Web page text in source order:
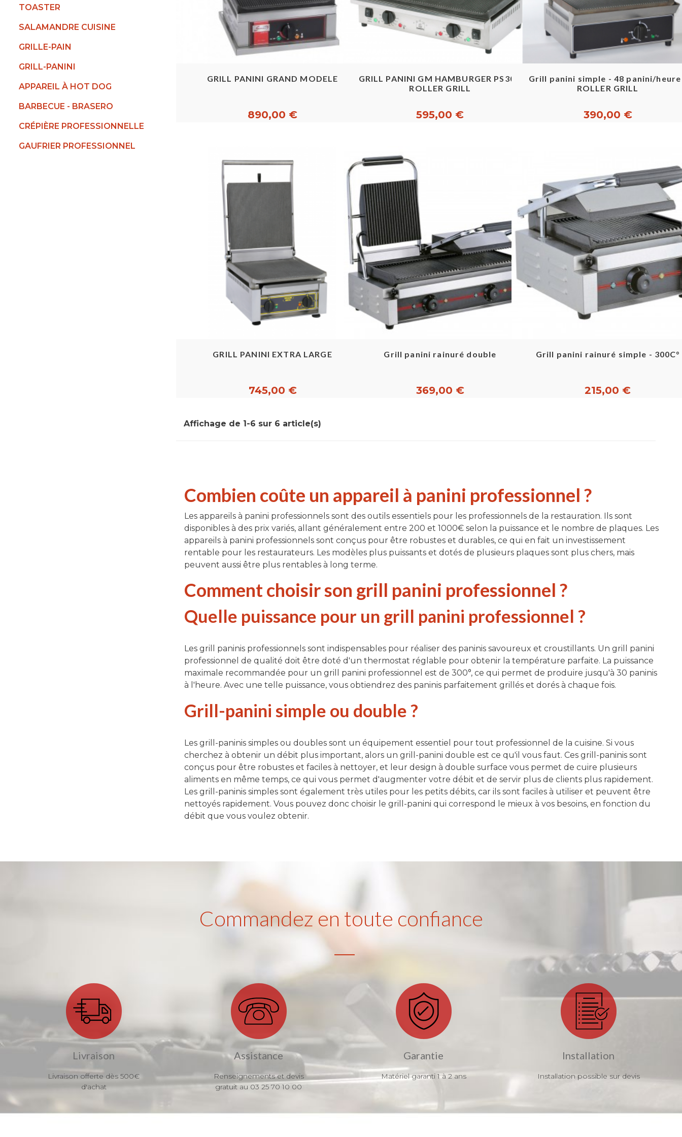
TOASTER
SALAMANDRE CUISINE
GRILLE-PAIN
GRILL-PANINI
APPAREIL À HOT DOG
BARBECUE - BRASERO
CRÉPIÈRE PROFESSIONNELLE
GAUFRIER PROFESSIONNEL
GRILL PANINI GRAND MODELE
890,00 €
GRILL PANINI GM HAMBURGER PS30D
ROLLER GRILL
595,00 €
Grill panini simple - 48 panini/
ROLLER GRILL
390,00 €
GRILL PANINI EXTRA LARGE
745,00 €
Grill panini rainuré double
369,00 €
Grill panini rainuré simple - 300C°
215,00 €
Affichage de 1-6 sur 6 article(s)
Combien coûte un appareil à panini professionnel ?
Les appareils à panini professionnels sont des outils essentiels pour les professionnels de la restauration. Ils sont
disponibles à des prix variés, allant généralement entre 200 et 1000€ selon la puissance et le nombre de plaques. Les
appareils à panini professionnels sont conçus pour être robustes et durables, ce qui en fait un investissement
rentable pour les restaurateurs. Les modèles plus puissants et dotés de plusieurs plaques sont plus chers, mais
peuvent aussi être plus rentables à long terme.
Comment choisir son grill panini professionnel ?
Quelle puissance pour un grill panini professionnel ?
Les grill paninis professionnels sont indispensables pour réaliser des paninis savoureux et croustillants. Un grill panini
professionnel de qualité doit être doté d'un thermostat réglable pour obtenir la température parfaite. La puissance
maximale recommandée pour un grill panini professionnel est de 300°, ce qui permet de produire jusqu'à 30 paninis
à l'heure. Avec une telle puissance, vous obtiendrez des paninis parfaitement grillés et dorés à chaque fois.
Grill-panini simple ou double ?
Les grill-paninis simples ou doubles sont un équipement essentiel pour tout professionnel de la cuisine. Si vous
cherchez à obtenir un débit plus important, alors un grill-panini double est ce qu'il vous faut. Ces grill-paninis sont
conçus pour être robustes et faciles à nettoyer, et leur design à double surface vous permet de cuire plusieurs
aliments en même temps, ce qui vous permet d'augmenter votre débit et de servir plus de clients plus rapidement.
Les grill-paninis simples sont également très utiles pour les petits débits, car ils sont faciles à utiliser et peuvent être
nettoyés rapidement. Vous pouvez donc choisir le grill-panini qui correspond le mieux à vos besoins, en fonction du
débit que vous voulez obtenir.
Commandez en toute confiance
Livraison
Livraison offerte dès 500€
d'achat
Assistance
Renseignements et devis
gratuit au 03 25 70 10 00
Garantie
Matériel garanti 1 à 2 ans
Installation
Installation possible sur devis